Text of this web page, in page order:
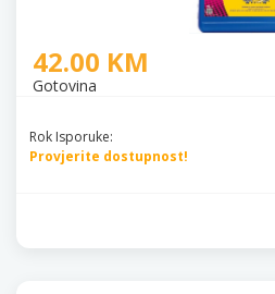
42.00 KM
Gotovina
Rok Isporuke:
Provjerite dostupnost!